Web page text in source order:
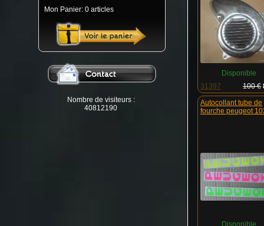
Mon Panier: 0 articles
Nombre de visiteurs :
40812190
Disponible
31397
100 €
autocollant tube de
fourche peugeot
Disponible